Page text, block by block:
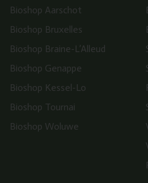
Bioshop Aarschot
Bioshop Bruxelles
Bioshop Braine-L’Alleud
Bioshop Genappe
Bioshop Kessel-Lo
Bioshop Tournai
Bioshop Woluwe